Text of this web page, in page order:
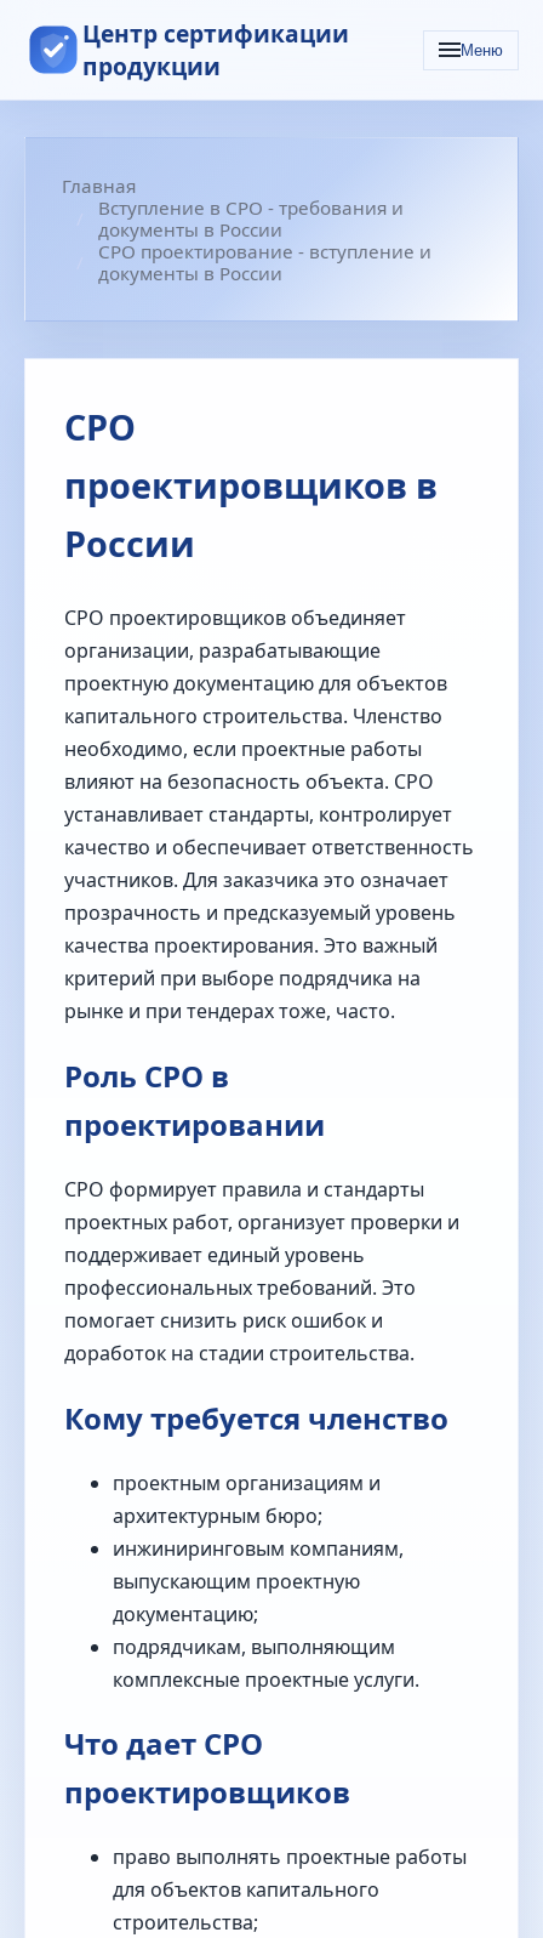
Центр сертификации
продукции
Меню
Главная
Вступление в СРО - требования и
документы в России
СРО проектирование - вступление и
документы в России
СРО
проектировщиков в
России
СРО проектировщиков объединяет
организации, разрабатывающие
проектную документацию для объектов
капитального строительства. Членство
необходимо, если проектные работы
влияют на безопасность объекта. СРО
устанавливает стандарты, контролирует
качество и обеспечивает ответственность
участников. Для заказчика это означает
прозрачность и предсказуемый уровень
качества проектирования. Это важный
критерий при выборе подрядчика на
рынке и при тендерах тоже, часто.
Роль СРО в
проектировании
СРО формирует правила и стандарты
проектных работ, организует проверки и
поддерживает единый уровень
профессиональных требований. Это
помогает снизить риск ошибок и
доработок на стадии строительства.
Кому требуется членство
проектным организациям и
архитектурным бюро;
инжиниринговым компаниям,
выпускающим проектную
документацию;
подрядчикам, выполняющим
комплексные проектные услуги.
Что дает СРО
проектировщиков
право выполнять проектные работы
для объектов капитального
строительства;